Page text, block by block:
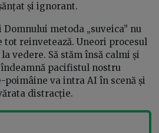
și ignorant.
metoda „suveica” nu
tot reinvetează. Uneori procesul
vedere. Să stăm însă calmi și
pacifistul nostru
poimâine va intra AI în scenă și
distracție.